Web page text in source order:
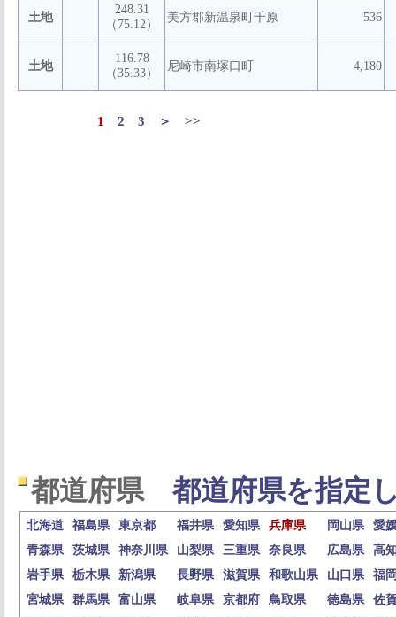
土地
248.31
（75.12）
美方郡新温泉町千原 536
土地
116.78
（35.33）
尼崎市南塚口町 4,180
1 2 3 ＞ >>
都道府県 都道府県を指定
北海道 福島県 東京都 福井県 愛知県 兵庫県 岡山県
愛
青森県
茨城県 神奈川県 山梨県 三重県 奈良県 広島県
高
岩手県
栃木県 新潟県 長野県 滋賀県 和歌山県 山口県
福
宮城県
群馬県 富山県 岐阜県 京都府 鳥取県 徳島県
佐